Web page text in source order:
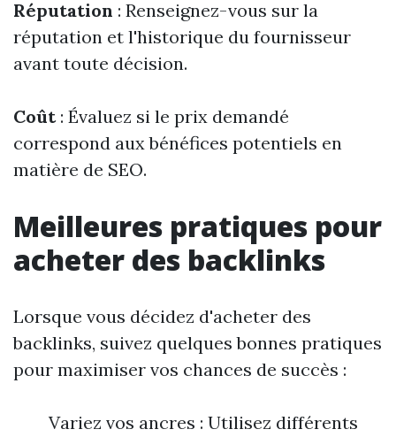
Réputation : Renseignez-vous sur la
réputation et l'historique du fournisseur
avant toute décision.
Coût: Évaluez si le prix demandé
correspond aux bénéfices potentiels en
matière de SEO.
Meilleures pratiques pour
acheter des backlinks
Lorsque vous décidez d'acheter des
backlinks, suivez quelques bonnes pratiques
pour maximiser vos chances de succès :
Variez vos ancres : Utilisez différents